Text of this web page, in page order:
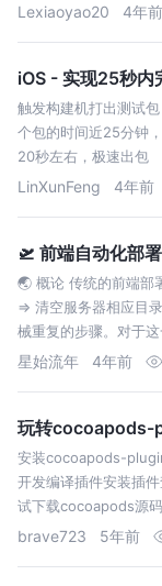
Lexiaoyao20 4年前
iOS - 实现25秒内
触发构建机打出测试
个包的时间近25分钟
20秒左右，极速出包
LinXunFeng 4年前
🛫 前端自动化部
🌏 概论 传统的前端部
=> 清空服务器相应目
械重复的步骤。对于
星始流年 4年前
玩转cocoapods-
安装cocoapods-
开发编译插件安装插
试下载cocoapods源
brave723 5年前